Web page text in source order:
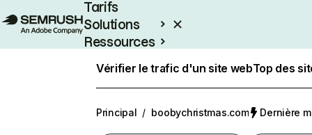
Tarifs
Solutions
Ressources
Vérifier le trafic d'un site webTop des
Principal / boobychristmas.com Dernière